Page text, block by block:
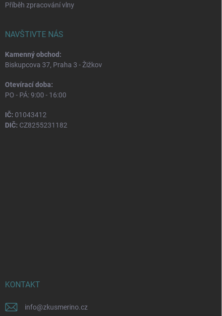
Příběh zpracování vlny
NAVŠTIVTE NÁS
Kamenný obchod:
Biskupcova 37, Praha 3 - Žižkov
Otevírací doba:
PO - PÁ: 9:00 - 16:00
IČ: 01043412
DIČ: CZ8255231182
KONTAKT
info@zkusmerino.cz